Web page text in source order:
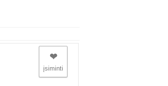
❤︎
įsiminti